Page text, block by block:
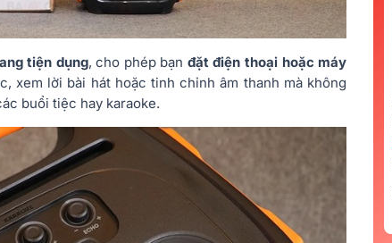
tiện dụng, cho phép bạn đặt điện thoại hoặc máy
xem lời bài hát hoặc tinh chỉnh âm thanh mà không
buổi tiệc hay karaoke.